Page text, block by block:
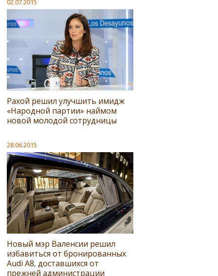
02.07.2015
Рахой решил улучшить имидж
«Народной партии» наймом
новой молодой сотрудницы
28.06.2015
Новый мэр Валенсии решил
избавиться от бронированных
Audi A8, доставшихся от
прежней администрации